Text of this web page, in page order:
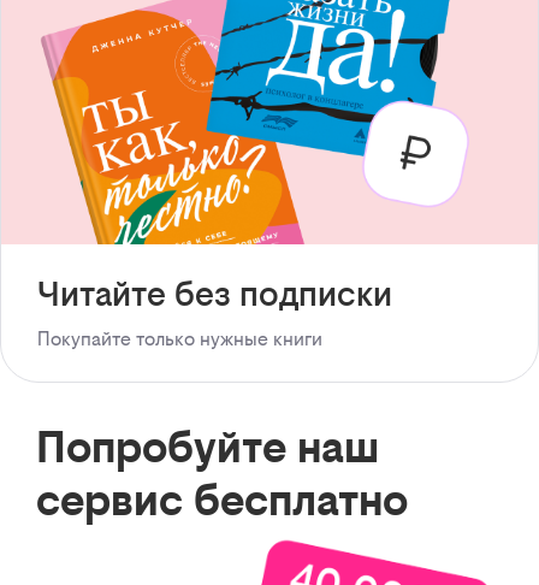
Читайте без подписки
Покупайте только нужные книги
Попробуйте наш
сервис бесплатно